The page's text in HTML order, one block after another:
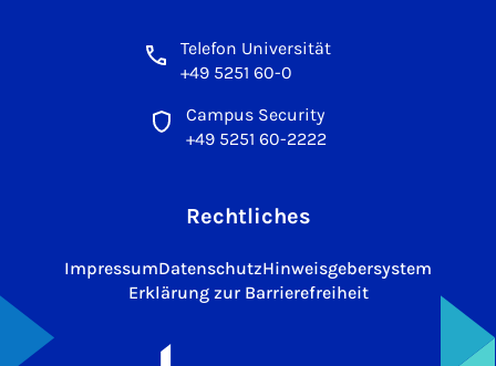
Telefon Universität
+49 5251 60-0
Campus Security
+49 5251 60-2222
Rechtliches
ImpressumDatenschutzHinweisgebersystem
Erklärung zur Barrierefreiheit